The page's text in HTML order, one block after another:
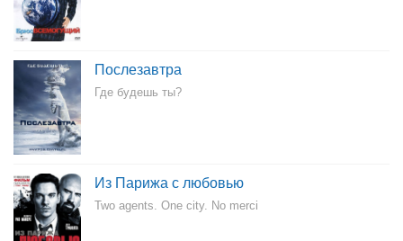
Послезавтра
Где будешь ты?
Из Парижа с любовью
Two agents. One city. No merci